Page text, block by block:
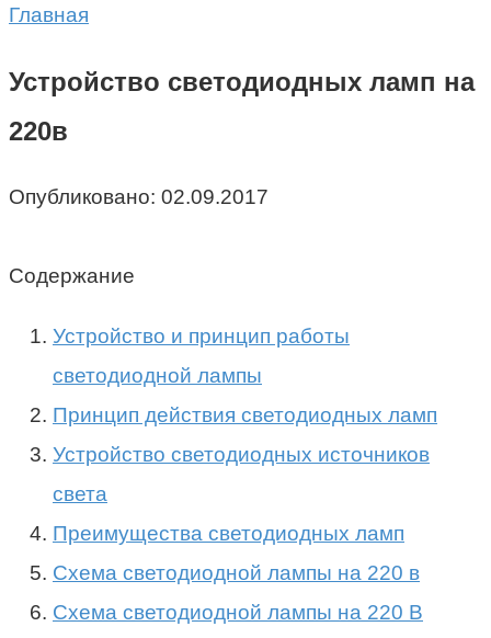
Главная
Устройство светодиодных ламп на
220в
Опубликовано: 02.09.2017
Содержание
Устройство и принцип работы
светодиодной лампы
Принцип действия светодиодных ламп
Устройство светодиодных источников
света
Преимущества светодиодных ламп
Схема светодиодной лампы на 220 в
Cхема светодиодной лампы на 220 В